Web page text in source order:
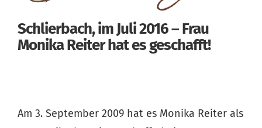
Schlierbach, im Juli 2016 – Frau
Monika Reiter hat es geschafft!
Am 3. September 2009 hat es Monika Reiter als